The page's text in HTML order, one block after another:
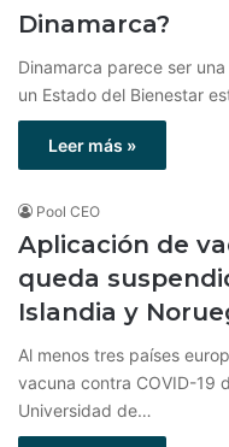
Dinamarca?
Dinamarca parece ser
un Estado del Bienestar
Leer más »
Pool CEO
Aplicación de
queda
Islandia y
Al menos tres países
vacuna contra COVID-19
Universidad de…